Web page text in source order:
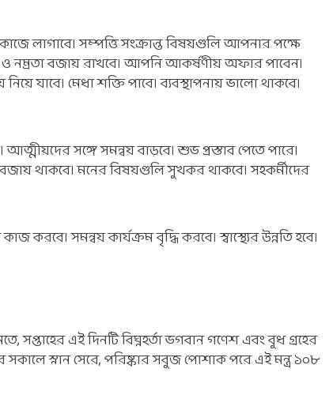
লাগাবে। সম্পত্তি সংক্রান্ত বিষয়গুলি আপনার পক্ষে
ও নম্রতা বজায় রাখবে। আপনি আকর্ষণীয় অফার পাবেন।
যাবে। মেধা শক্তি পাবে। ব্যবস্থাপনায় ভালো থাকবে।
সঙ্গে সমন্বয় বাড়বে। শুভ প্রস্তাব পেতে পারে।
বজায় থাকবে। মনের বিষয়গুলি সুখকর থাকবে। সহকর্মীদের
করবে। সমন্বয় কার্যক্রম বৃদ্ধি করবে। স্বাস্থ্যের উন্নতি হবে।
সপ্তাহের এই দিনটি বিঘ্নহর্তা ভগবান গণেশ এবং বুধ গ্রহের
স্নান সেরে, পরিষ্কার সবুজ পোশাক পরে এই মন্ত্র ১০৮